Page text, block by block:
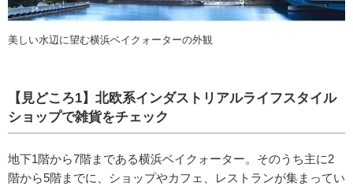
美しい水辺に望む横浜ベイクォーターの外観
【見どころ1】北欧系インダストリアルライフスタイル
ショップで雑貨をチェック
地下1階から7階まである横浜ベイクォーター。そのうち主に2
階から5階までに、ショップやカフェ、レストランが集まってい